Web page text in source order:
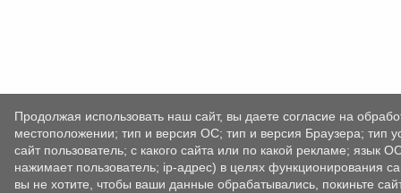
Продолжая использовать наш сайт, вы даете согласие на
местоположении; тип и версия ОС; тип и версия Браузера; тип
сайт пользователь; с какого сайта или по какой рекламе; язык
нажимает пользователь; ip-адрес) в целях функционирования
вы не хотите, чтобы ваши данные обрабатывались, покиньте